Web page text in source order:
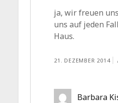
ja, wir freuen
uns auf jeden
Haus.
21. DEZEMBER 2014
Barbara